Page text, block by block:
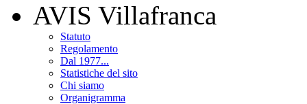
AVIS Villafranca
Statuto
Regolamento
Dal 1977...
Statistiche del sito
Chi siamo
Organigramma